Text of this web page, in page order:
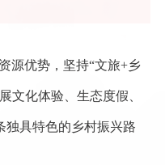
源优势，坚持“文旅+乡
文化体验、生态度假、
独具特色的乡村振兴路